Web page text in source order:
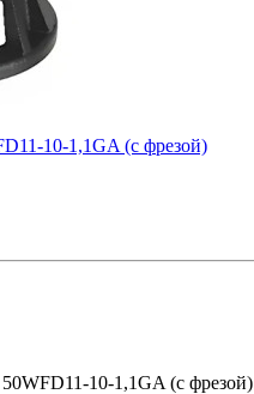
10-1,1GA (с фрезой)